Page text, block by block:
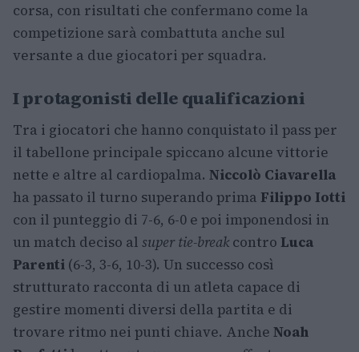
corsa, con risultati che confermano come la
competizione sarà combattuta anche sul
versante a due giocatori per squadra.
I protagonisti delle qualificazioni
Tra i giocatori che hanno conquistato il pass per
il tabellone principale spiccano alcune vittorie
nette e altre al cardiopalma. Niccolò Ciavarella
ha passato il turno superando prima Filippo Iotti
con il punteggio di 7-6, 6-0 e poi imponendosi in
un match deciso al super tie-break contro Luca
Parenti (6-3, 3-6, 10-3). Un successo così
strutturato racconta di un atleta capace di
gestire momenti diversi della partita e di
trovare ritmo nei punti chiave. Anche Noah